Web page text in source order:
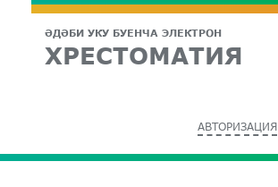
ӘДӘБИ УКУ БУЕНЧА ЭЛЕКТРОН
ХРЕСТОМАТИЯ
АВТОРИЗАЦИЯ